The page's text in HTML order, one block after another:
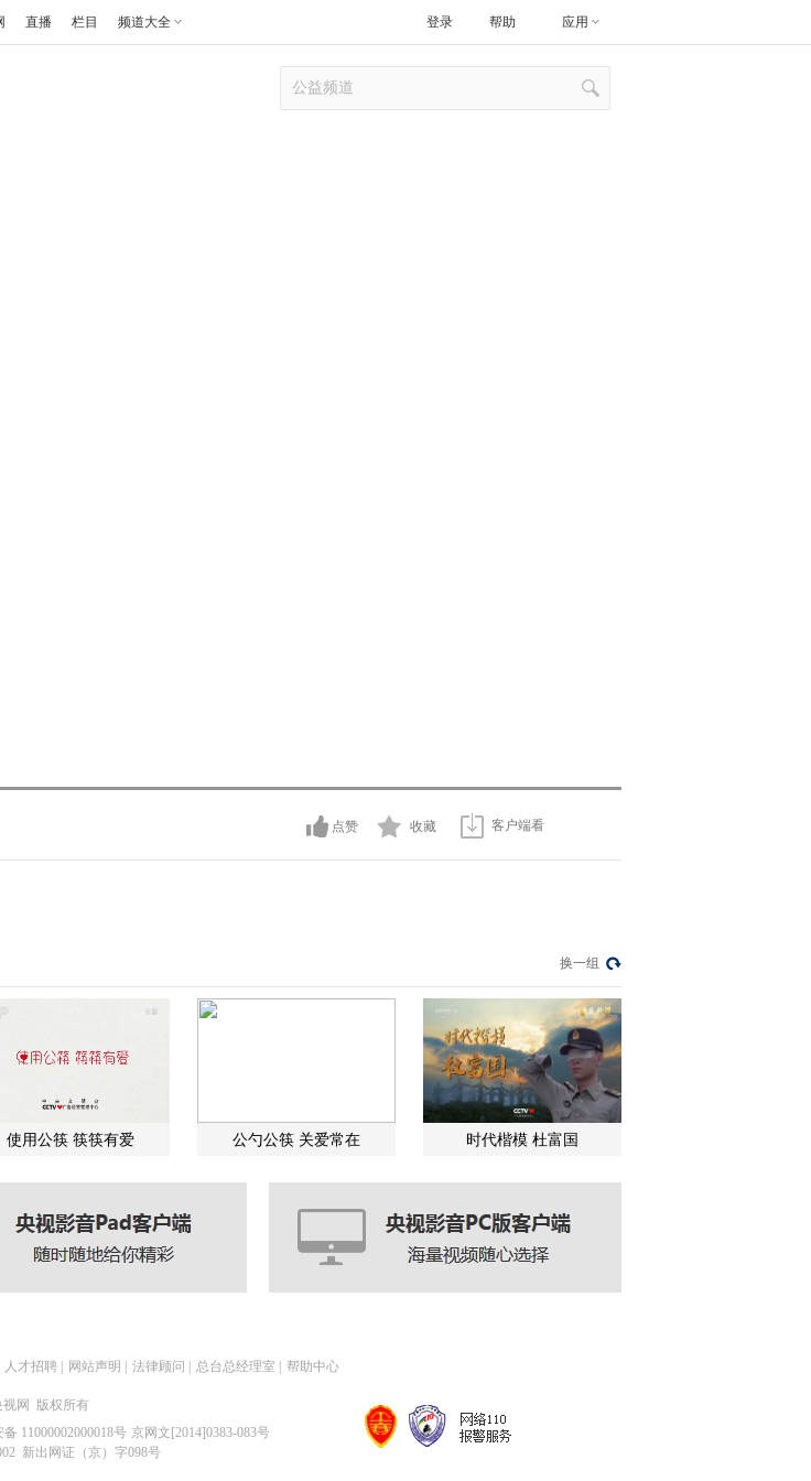
直播 栏目 频道大全 帮助 应用
登录
点赞 收藏 客户端看
换一组
使用公筷 筷筷有爱 公勺公筷 关爱常在 时代楷模 杜富国
人才招聘 网站声明 法律顾问 总台总经理室 帮助中心
网 版权所有
11000002000018号 京网文[2014]0383-083号
新出网证（京）字098号